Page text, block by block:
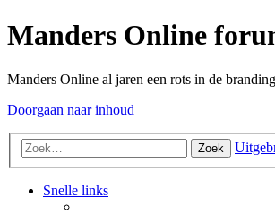
Manders Online
Manders Online al jaren een rots in de branding
Doorgaan naar inhoud
Zoek
Snelle links